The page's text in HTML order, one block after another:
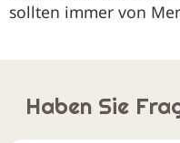
sollten immer von
Haben Sie